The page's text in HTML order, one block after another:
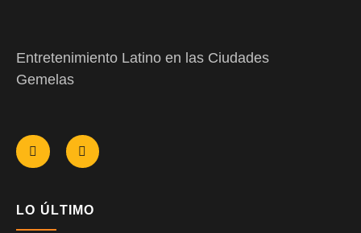
Entretenimiento Latino en las Ciudades
Gemelas
LO ÚLTIMO